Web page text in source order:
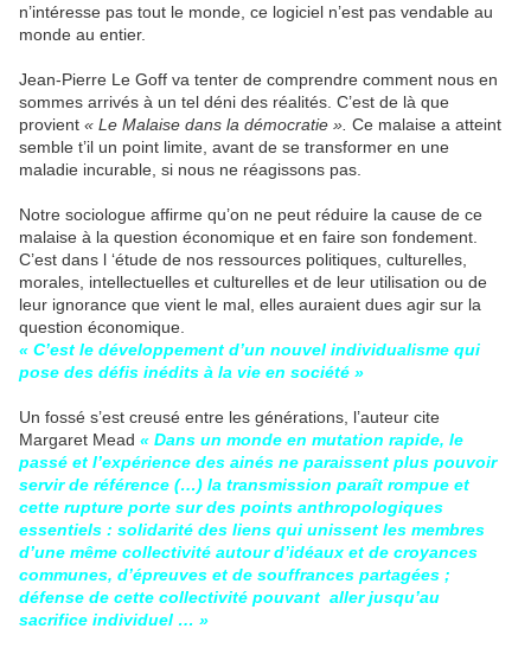
n’intéresse pas tout le monde, ce logiciel n’est pas vendable au
monde au entier.
Jean-Pierre Le Goff va tenter de comprendre comment nous en
sommes arrivés à un tel déni des réalités. C’est de là que
provient « Le Malaise dans la démocratie ». Ce malaise a atteint
semble t’il un point limite, avant de se transformer en une
maladie incurable, si nous ne réagissons pas.
Notre sociologue affirme qu’on ne peut réduire la cause de ce
malaise à la question économique et en faire son fondement.
C’est dans l ‘étude de nos ressources politiques, culturelles,
morales, intellectuelles et culturelles et de leur utilisation ou de
leur ignorance que vient le mal, elles auraient dues agir sur la
question économique.
« C’est le développement d’un nouvel individualisme qui
pose des défis inédits à la vie en société »
Un fossé s’est creusé entre les générations, l’auteur cite
Margaret Mead « Dans un monde en mutation rapide, le
passé et l’expérience des ainés ne paraissent plus pouvoir
servir de référence (…) la transmission paraît rompue et
cette rupture porte sur des points anthropologiques
essentiels : solidarité des liens qui unissent les membres
d’une même collectivité autour d’idéaux et de croyances
communes, d’épreuves et de souffrances partagées ;
défense de cette collectivité pouvant aller jusqu’au
sacrifice individuel … »